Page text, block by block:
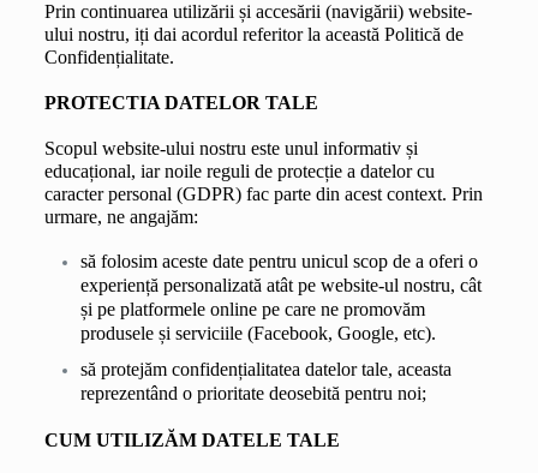
Prin continuarea utilizării și accesării (navigării) website-
ului nostru, iți dai acordul referitor la această Politică de
Confidențialitate.
PROTECTIA DATELOR TALE
Scopul website-ului nostru este unul informativ și
educațional, iar noile reguli de protecție a datelor cu
caracter personal (GDPR) fac parte din acest context. Prin
urmare, ne angajăm:
să folosim aceste date pentru unicul scop de a oferi o
experiență personalizată atât pe website-ul nostru, cât
și pe platformele online pe care ne promovăm
produsele și serviciile (Facebook, Google, etc).
să protejăm confidențialitatea datelor tale, aceasta
reprezentând o prioritate deosebită pentru noi;
CUM UTILIZĂM DATELE TALE